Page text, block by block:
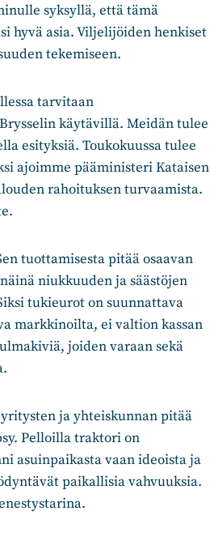
syksyllä, että tämä
hyvä asia. Viljelijöiden henkiset
tekemiseen.
tarvitaan
käytävillä. Meidän tulee
esityksiä. Toukokuussa tulee
ajoimme pääministeri Kataisen
rahoituksen turvaamista.
tuottamisesta pitää osaavan
niukkuuden ja säästöjen
tukieurot on suunnattava
markkinoilta, ei valtion kassan
joiden varaan sekä
ja yhteiskunnan pitää
Pelloilla traktori on
asuinpaikasta vaan ideoista ja
paikallisia vahvuuksia.